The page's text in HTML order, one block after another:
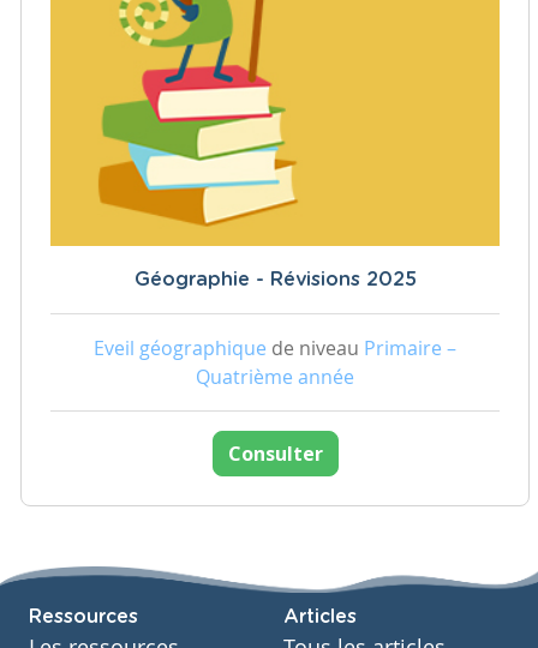
Géographie - Révisions 2025
Eveil géographique de niveau Primaire –
Quatrième année
Consulter
Ressources Articles